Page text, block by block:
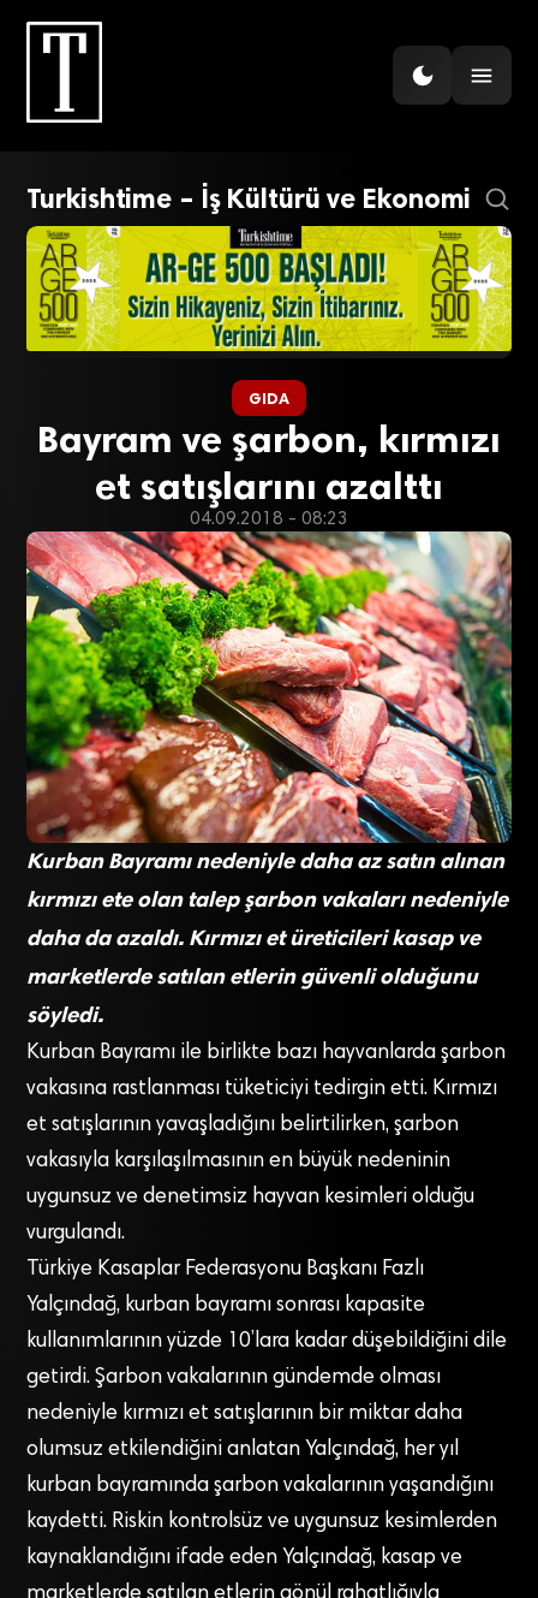
Turkishtime – İş Kültürü ve Ekonomi
GIDA
Bayram ve şarbon, kırmızı
et satışlarını azalttı
04.09.2018 - 08:23
Kurban Bayramı nedeniyle daha az satın alınan
kırmızı ete olan talep şarbon vakaları nedeniyle
daha da azaldı. Kırmızı et üreticileri kasap ve
marketlerde satılan etlerin güvenli olduğunu
söyledi.
Kurban Bayramı ile birlikte bazı hayvanlarda şarbon
vakasına rastlanması tüketiciyi tedirgin etti. Kırmızı
et satışlarının yavaşladığını belirtilirken, şarbon
vakasıyla karşılaşılmasının en büyük nedeninin
uygunsuz ve denetimsiz hayvan kesimleri olduğu
vurgulandı.
Türkiye Kasaplar Federasyonu Başkanı Fazlı
Yalçındağ, kurban bayramı sonrası kapasite
kullanımlarının yüzde 10’lara kadar düşebildiğini dile
getirdi. Şarbon vakalarının gündemde olması
nedeniyle kırmızı et satışlarının bir miktar daha
olumsuz etkilendiğini anlatan Yalçındağ, her yıl
kurban bayramında şarbon vakalarının yaşandığını
kaydetti. Riskin kontrolsüz ve uygunsuz kesimlerden
kaynaklandığını ifade eden Yalçındağ, kasap ve